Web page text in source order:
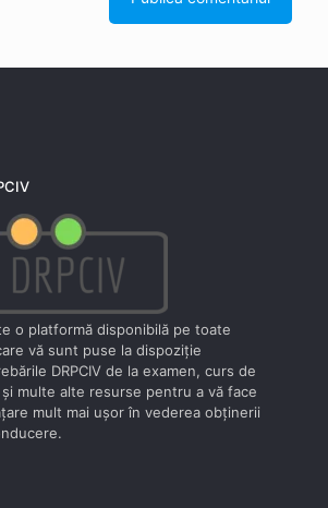
o platformă disponibilă pe toate
vă sunt puse la dispoziţie
DRPCIV de la examen, curs de
multe alte resurse pentru a vă face
mult mai uşor în vederea obţinerii